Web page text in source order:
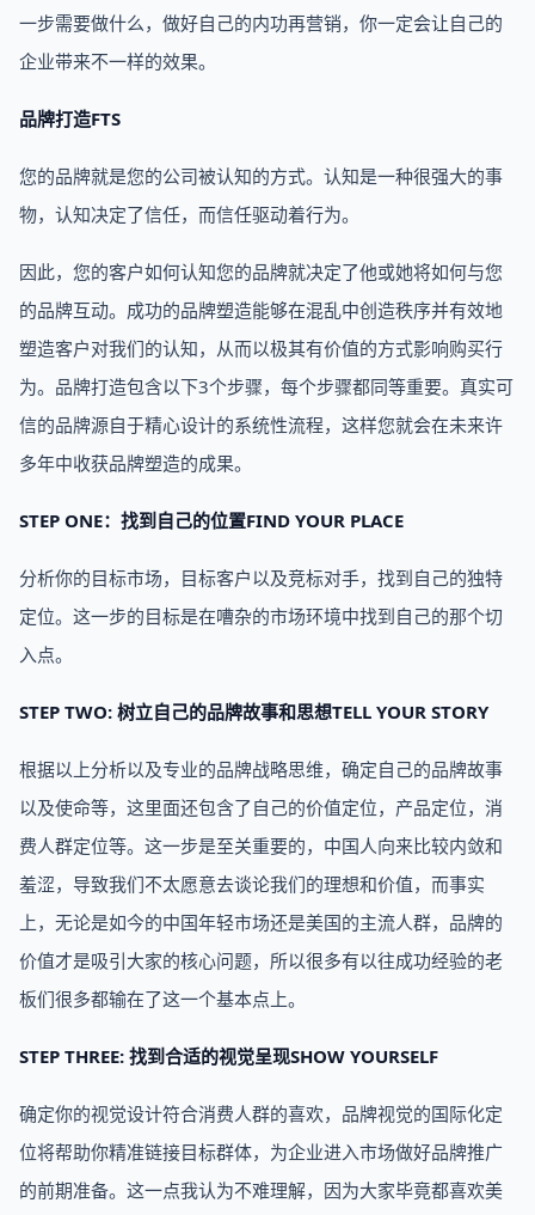
一步需要做什么，做好自己的内功再营销，你一定会让自己的
企业带来不一样的效果。
品牌打造FTS
您的品牌就是您的公司被认知的方式。认知是一种很强大的事
物，认知决定了信任，而信任驱动着行为。
因此，您的客户如何认知您的品牌就决定了他或她将如何与您
的品牌互动。成功的品牌塑造能够在混乱中创造秩序并有效地
塑造客户对我们的认知，从而以极其有价值的方式影响购买行
为。品牌打造包含以下3个步骤，每个步骤都同等重要。真实可
信的品牌源自于精心设计的系统性流程，这样您就会在未来许
多年中收获品牌塑造的成果。
STEP ONE：找到自己的位置FIND YOUR PLACE
分析你的目标市场，目标客户以及竞标对手，找到自己的独特
定位。这一步的目标是在嘈杂的市场环境中找到自己的那个切
入点。
STEP TWO: 树立自己的品牌故事和思想TELL YOUR STORY
根据以上分析以及专业的品牌战略思维，确定自己的品牌故事
以及使命等，这里面还包含了自己的价值定位，产品定位，消
费人群定位等。这一步是至关重要的，中国人向来比较内敛和
羞涩，导致我们不太愿意去谈论我们的理想和价值，而事实
上，无论是如今的中国年轻市场还是美国的主流人群，品牌的
价值才是吸引大家的核心问题，所以很多有以往成功经验的老
板们很多都输在了这一个基本点上。
STEP THREE: 找到合适的视觉呈现SHOW YOURSELF
确定你的视觉设计符合消费人群的喜欢，品牌视觉的国际化定
位将帮助你精准链接目标群体，为企业进入市场做好品牌推广
的前期准备。这一点我认为不难理解，因为大家毕竟都喜欢美